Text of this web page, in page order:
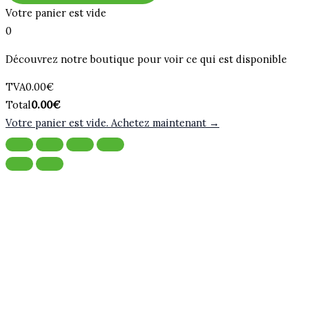
Votre panier est vide
0
Découvrez notre boutique pour voir ce qui est disponible
Montant
de
la
taxe:
TVA0.00€
Total
du
panier:
Total0.00€
Votre panier est vide. Achetez maintenant →